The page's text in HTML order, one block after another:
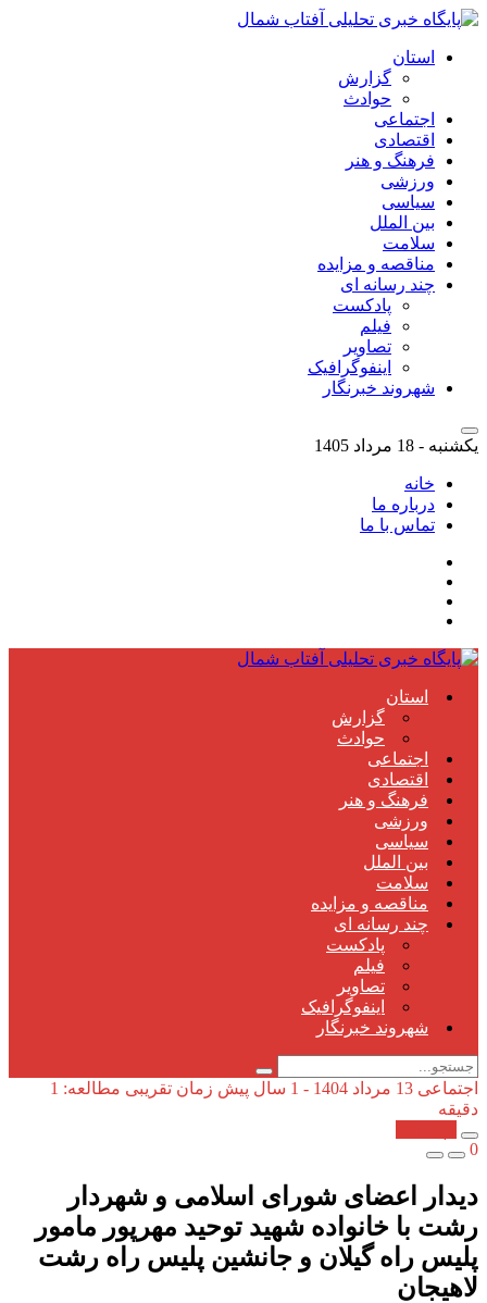
استان
گزارش
حوادث
اجتماعی
اقتصادی
فرهنگ و هنر
ورزشی
سیاسی
بین الملل
سلامت
مناقصه و مزایده
چند رسانه ای
پادکست
فیلم
تصاویر
اینفوگرافیک
شهروند خبرنگار
یکشنبه - 18 مرداد 1405
خانه
درباره ما
تماس با ما
استان
گزارش
حوادث
اجتماعی
اقتصادی
فرهنگ و هنر
ورزشی
سیاسی
بین الملل
سلامت
مناقصه و مزایده
چند رسانه ای
پادکست
فیلم
تصاویر
اینفوگرافیک
شهروند خبرنگار
اجتماعی 13 مرداد 1404 - 1 سال پیش
زمان تقریبی مطالعه: 1
دقیقه
0
دیدار اعضای شورای اسلامی و شهردار
رشت با خانواده شهید توحید مهرپور مامور
پلیس راه گیلان و جانشین پلیس راه رشت
لاهیجان